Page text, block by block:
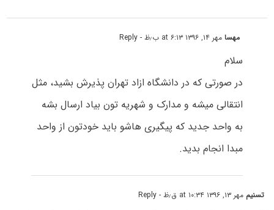
مهسامهر ۱۴, ۱۳۹۶ at ۶:۱۳ ب٫ظ - Reply
سلام
در صورتی که در دانشگاه ازاد تهران پذیرش بشید، مثل
انتقالی میشه و مدارک و شهریه تون بیاد ارسال بشه
به واحد جدید که پیگیری هاشو باید خودتون از واحد
مبدا انجام بدید.
تسنیم مهر ۱۳, ۱۳۹۶ at ۱۰:۳۴ ق٫ظ - Reply